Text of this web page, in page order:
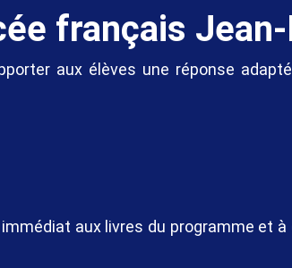
français
aux élèves une réponse
aux livres du programme et